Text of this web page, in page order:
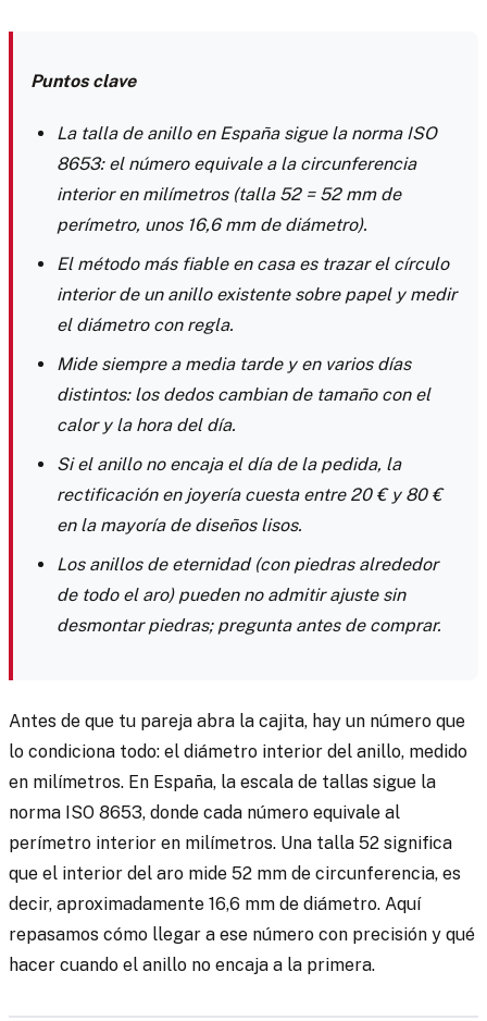
Puntos clave
La talla de anillo en España sigue la norma ISO
8653: el número equivale a la circunferencia
interior en milímetros (talla 52 = 52 mm de
perímetro, unos 16,6 mm de diámetro).
El método más fiable en casa es trazar el círculo
interior de un anillo existente sobre papel y medir
el diámetro con regla.
Mide siempre a media tarde y en varios días
distintos: los dedos cambian de tamaño con el
calor y la hora del día.
Si el anillo no encaja el día de la pedida, la
rectificación en joyería cuesta entre 20 € y 80 €
en la mayoría de diseños lisos.
Los anillos de eternidad (con piedras alrededor
de todo el aro) pueden no admitir ajuste sin
desmontar piedras; pregunta antes de comprar.
Antes de que tu pareja abra la cajita, hay un número que
lo condiciona todo: el diámetro interior del anillo, medido
en milímetros. En España, la escala de tallas sigue la
norma ISO 8653, donde cada número equivale al
perímetro interior en milímetros. Una talla 52 significa
que el interior del aro mide 52 mm de circunferencia, es
decir, aproximadamente 16,6 mm de diámetro. Aquí
repasamos cómo llegar a ese número con precisión y qué
hacer cuando el anillo no encaja a la primera.